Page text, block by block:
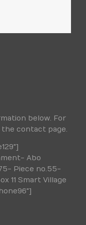
below. For
the contact page.
Abo
Piece no.55-
11 Smart Village